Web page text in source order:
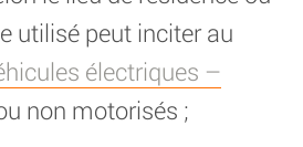
utilisé peut inciter au
électriques –
non motorisés ;